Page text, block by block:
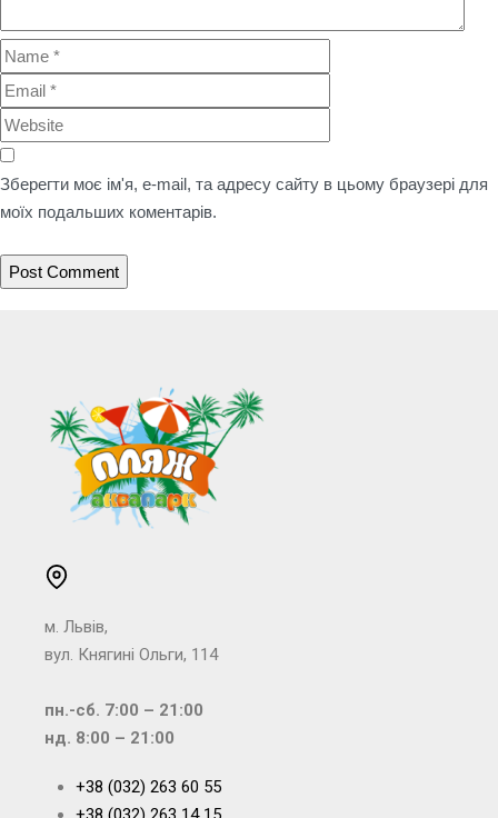
Зберегти моє ім'я, e-mail, та адресу сайту в цьому браузері для
моїх подальших коментарів.
м. Львів,
вул. Княгині Ольги, 114
пн.-сб. 7:00 – 21:00
нд. 8:00 – 21:00
+38 (032) 263 60 55